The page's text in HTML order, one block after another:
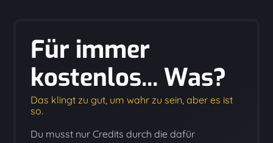
Für immer
kostenlos... Was?
Das klingt zu gut, um wahr zu sein, aber es ist
so.
Du musst nur Credits durch die dafür